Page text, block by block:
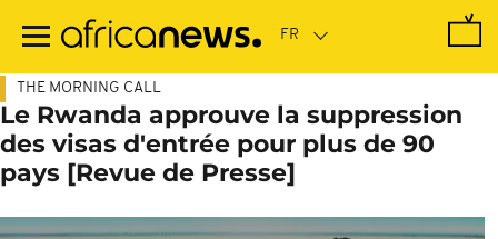
contenu
THE MORNING CALL
Le Rwanda approuve la suppression
des visas d'entrée pour plus de 90
pays [Revue de Presse]